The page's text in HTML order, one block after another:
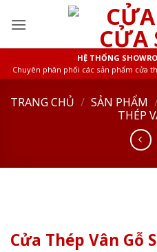
HỆ THỐNG
Chuyên phân phối các sản phẩm cửa
TRANG CHỦ / SẢN PHẨM
THÉP
Cửa Thép Vân Gỗ